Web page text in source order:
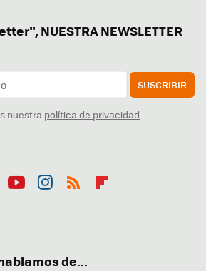
NUESTRA NEWSLETTER
SUSCRIBIR
nuestra política de privacidad
de...